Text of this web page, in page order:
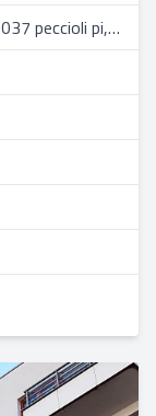
Peccioli, Via della bianca, 51, 56037 peccioli pi, italia